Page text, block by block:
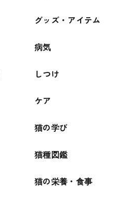
グッズ・アイテム
病気
しつけ
ケア
猫の学び
猫種図鑑
猫の栄養・食事